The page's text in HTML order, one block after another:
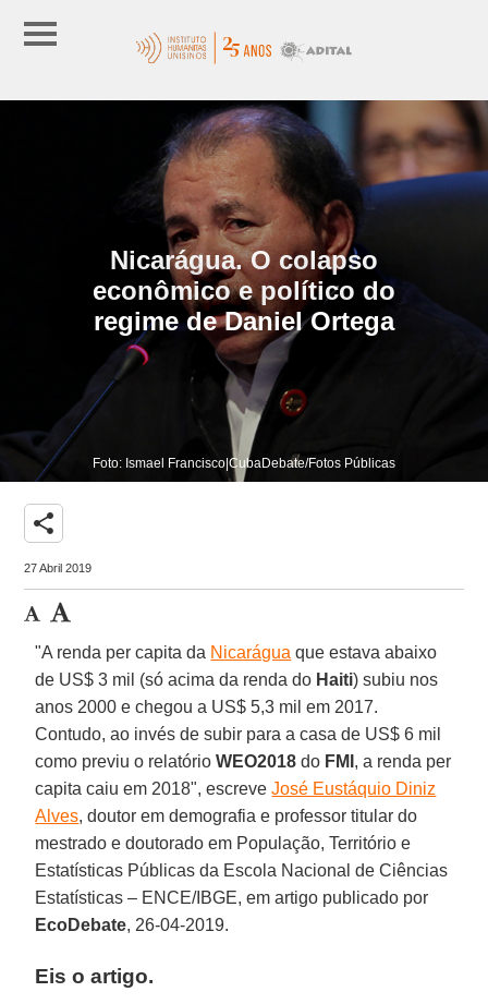
Nicarágua. O colapso
econômico e político do
regime de Daniel Ortega
Foto: Ismael Francisco|CubaDebate/Fotos Públicas
share
27 Abril 2019
"A renda per capita da Nicarágua que estava abaixo
de US$ 3 mil (só acima da renda do Haiti) subiu nos
anos 2000 e chegou a US$ 5,3 mil em 2017.
Contudo, ao invés de subir para a casa de US$ 6 mil
como previu o relatórioWEO2018 do FMI , a renda per
capita caiu em 2018", escreveJosé Eustáquio Diniz
Alves, doutor em demografia e professor titular do
mestrado e doutorado em População, Território e
Estatísticas Públicas da Escola Nacional de Ciências
Estatísticas – ENCE/IBGE, em artigo publicado por
EcoDebate, 26-04-2019.
Eis o artigo.